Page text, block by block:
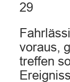
29
voraus,
treffen